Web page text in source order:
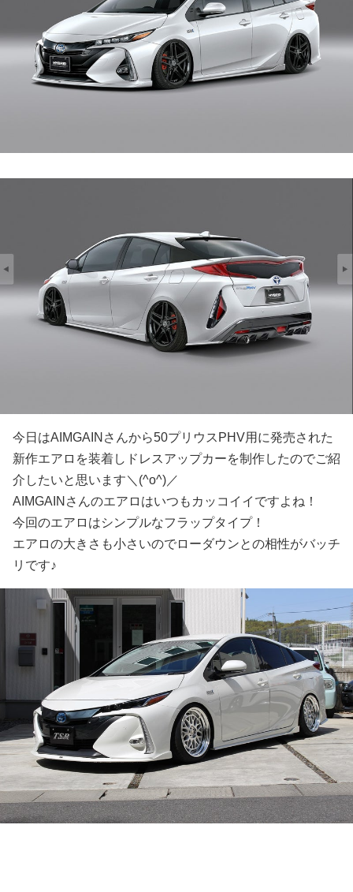
今日はAIMGAINさんから50プリウスPHV用に発売された
新作エアロを装着しドレスアップカーを制作したのでご紹
介したいと思います＼(^o^)／
AIMGAINさんのエアロはいつもカッコイイですよね！
今回のエアロはシンプルなフラップタイプ！
エアロの大きさも小さいのでローダウンとの相性がバッチ
リです♪